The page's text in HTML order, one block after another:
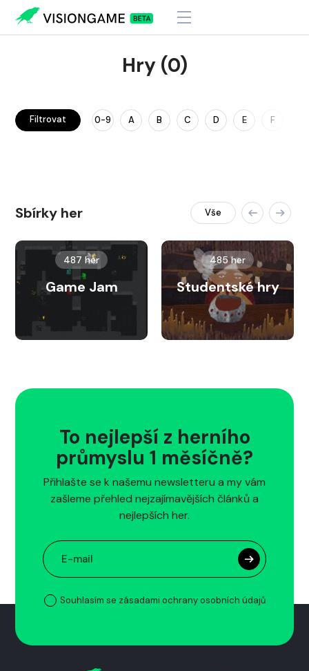
Hry (0)
Filtrovat 0-9 A B C D E F
Sbírky her Vše
487 her
Game Jam
485 her
Studentské hry
To nejlepší z herního
průmyslu 1 měsíčně?
Přihlašte se k našemu newsletteru a my vám
zašleme přehled nejzajímavějších článků a
nejlepších her.
Souhlasím se zásadami ochrany osobních údajů